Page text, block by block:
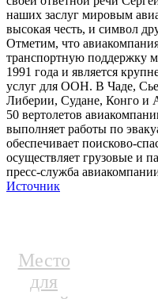
наших заслуг мировым
высокая честь, и символ
Отметим, что
транспортную поддержку
1991 года и является
услуг для ООН. В Чаде,
Либерии, Судане, Конго и
50 вертолетов
выполняет работы по
обеспечивает поисково-
осуществляет грузовые и
пресс-служба
Источник
Место
для